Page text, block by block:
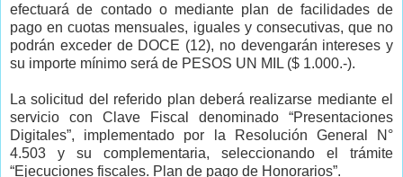
efectuará de contado o mediante plan de facilidades de
pago en cuotas mensuales, iguales y consecutivas, que no
podrán exceder de DOCE (12), no devengarán intereses y
su importe mínimo será de PESOS UN MIL ($ 1.000.-).
La solicitud del referido plan deberá realizarse mediante el
servicio con Clave Fiscal denominado “Presentaciones
Digitales”, implementado por la Resolución General N°
4.503 y su complementaria, seleccionando el trámite
“Ejecuciones fiscales. Plan de pago de Honorarios”.